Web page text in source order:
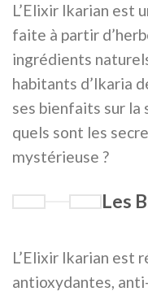
L’Elixir Ikarian est
faite à partir
ingrédients
habitants d’Ikaria
ses bienfaits sur
quels sont les
mystérieuse ?
Les
L’Elixir Ikarian est
antioxydantes,